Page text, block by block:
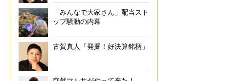
「みんなで大家さん」配当スト
ップ騒動の内幕
古賀真人「発掘！好決算銘柄」